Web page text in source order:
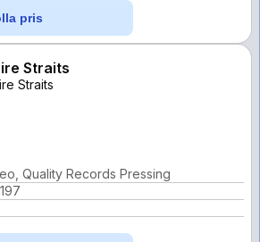
pris
Straits
Straits
Quality Records Pressing